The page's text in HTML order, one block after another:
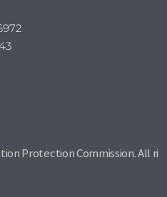
Protection Commission. All ri